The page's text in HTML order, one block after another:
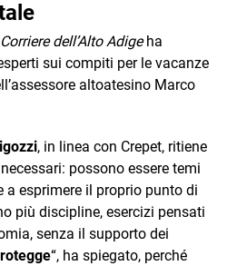
Corriere dell’Alto Adigeha
sui compiti per le vacanze
altoatesino Marco
, in linea con Crepet, ritiene
possono essere temi
esprimere il proprio punto di
più discipline, esercizi pensati
senza il supporto dei
“, ha spiegato, perché